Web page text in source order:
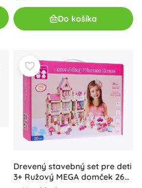
Do košíka
Drevený stavebný set pre deti
3+ Ružový MEGA domček 268